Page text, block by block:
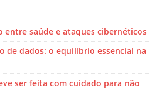
entre saúde e ataques cibernéticos
de dados: o equilíbrio essencial na
ser feita com cuidado para não